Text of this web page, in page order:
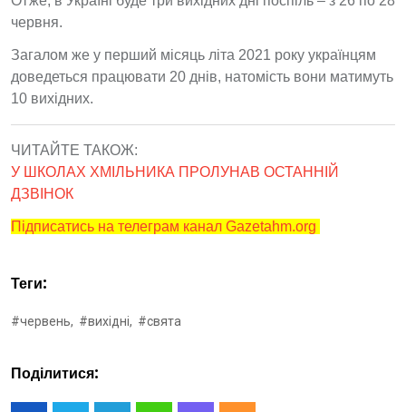
червня.
Загалом же у перший місяць літа 2021 року українцям
доведеться працювати 20 днів, натомість вони матимуть
10 вихідних.
ЧИТАЙТЕ ТАКОЖ:
У ШКОЛАХ ХМІЛЬНИКА ПРОЛУНАВ ОСТАННІЙ
ДЗВІНОК
Підписатись на телеграм канал Gazetahm.org
Теги:
#червень, #вихідні, #свята
Поділитися: